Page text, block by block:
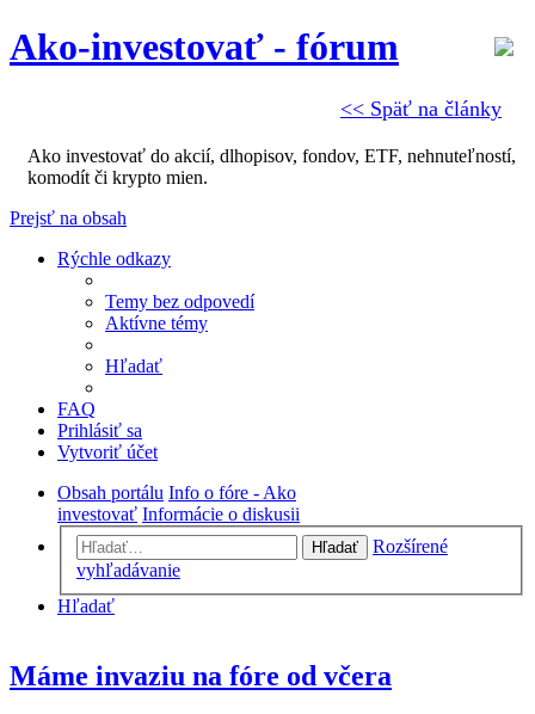
<< Späť na články
Ako-investovať - fórum
Ako investovať do akcií, dlhopisov, fondov, ETF, nehnuteľností,
komodít či krypto mien.
Prejsť na obsah
Rýchle odkazy
Temy bez odpovedí
Aktívne témy
Hľadať
FAQ
Prihlásiť sa
Vytvoriť účet
Obsah portálu Info o fóre - Ako
investovať Informácie o diskusii
Hľadať
Rozšírené
vyhľadávanie
Hľadať
Máme invaziu na fóre od včera